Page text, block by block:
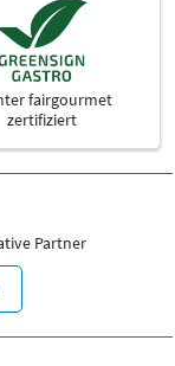
fairgourmet
zertifiziert
Partner